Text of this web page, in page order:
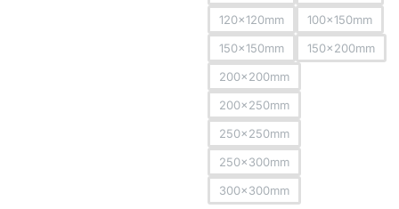
120x120mm
100x150mm
150x150mm
150x200mm
200x200mm
200x250mm
250x250mm
250x300mm
300x300mm